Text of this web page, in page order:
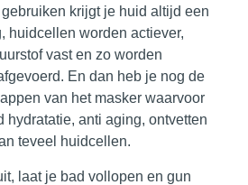
krijgt je huid altijd een
huidcellen worden actiever,
vast en zo worden
En dan heb je nog de
van het masker waarvoor
hydratatie, anti aging, ontvetten
teveel huidcellen.
laat je bad vollopen en gun